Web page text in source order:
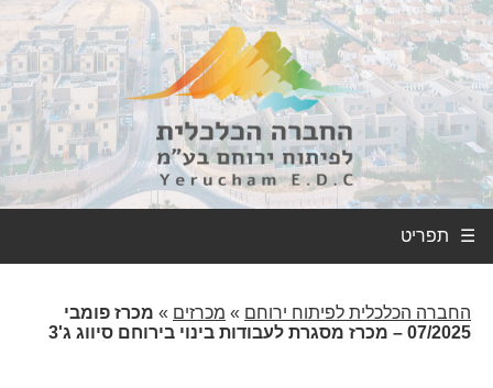
☰
החברה הכלכלית לפיתוח ירוחם » מכרזים » מכרז פומבי
07/2025 – מכרז מסגרת לעבודות בינוי בירוחם סיווג ג'3